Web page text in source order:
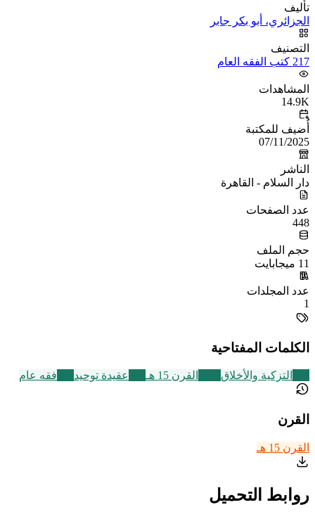
تأليف
الجزائري، أبو بكر جابر
التصنيف
217 كتب الفقه العام
المشاهدات
14.9K
أُضيف للمكتبة
07/11/2025
الناشر
دار السلام - القاهرة
عدد الصفحات
448
حجم الملف
11 ميجابايت
عدد المجلدات
1
الكلمات المفتاحية
التزكية والأخلاق القرن 15 هـ عقيدة توحيد فقه عام
القرن
القرن 15 هـ
روابط التحميل